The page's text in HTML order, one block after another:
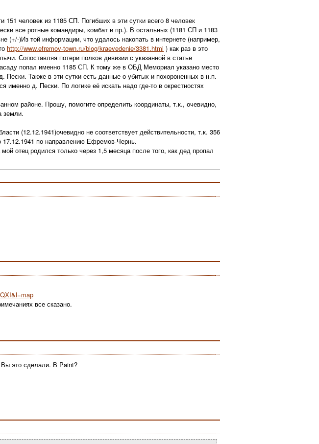
человек из 1185 СП. Погибших в эти сутки всего 8 человек
все ротные командиры, комбат и пр.). В остальных (1181 СП и 1183
(+/-)Из той информации, что удалось накопать в интернете (например,
http://www.efremov-town.ru/blog/kraevedenie/3381.html ) как раз в это
Сопоставляя потери полков дивизии с указанной в статье
попал именно 1185 СП. К тому же в ОБД Мемориал указано место
Пески. Также в эти сутки есть данные о убитых и похороненных в н.п.
именно д. Пески. По логике её искать надо где-то в окрестностях
районе. Прошу, помогите определить координаты, т.к., очевидно,
земли.
(12.12.1941)очевидно не соответствует действительности, т.к. 356
17.12.1941 по направлению Ефремов-Чернь.
отец родился только через 1,5 месяца после того, как дед пропал
все сказано.
Вы это сделали. В Paint?